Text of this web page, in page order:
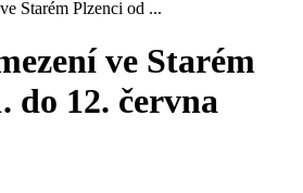
Starém Plzenci od ...
ve Starém
do 12. června